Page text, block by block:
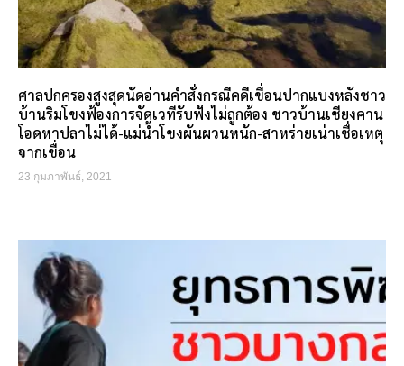
ศาลปกครองสูงสุดนัดอ่านคำสั่งกรณีคดีเขื่อนปากแบงหลังชาว
บ้านริมโขงฟ้องการจัดเวทีรับฟังไม่ถูกต้อง ชาวบ้านเชียงคาน
โอดหาปลาไม่ได้-แม่น้ำโขงผันผวนหนัก-สาหร่ายเน่าเชื่อเหตุ
จากเขื่อน
23 กุมภาพันธ์, 2021